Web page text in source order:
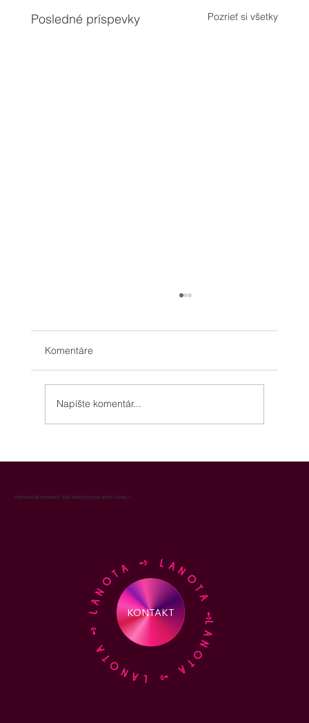
Posledné príspevky Pozrieť si všetky
Komentáre
Napíšte komentár...
LANOTA ➺ LANOTA ➺ LANOTA ➺ LANOTA ➺
KONTAKT
PRIPRAVENÍ POSUNÚŤ VÁŠ PRIESTOR NA NOVÝ LEVEL?